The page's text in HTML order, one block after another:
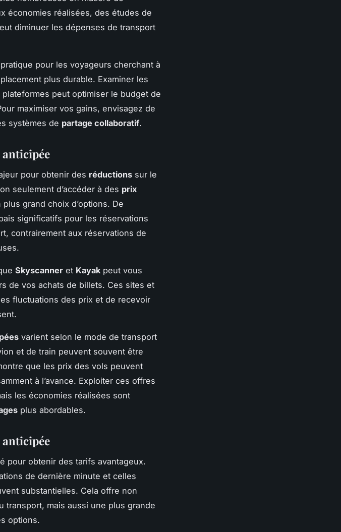
économies réalisées, des études de
diminuer les dépenses de transport
pour les voyageurs cherchant à
plus durable. Examiner les
peut optimiser le budget de
maximiser vos gains, envisagez de
systèmes de partage collaboratif.
anticipée
pour obtenir des réductions sur le
seulement d’accéder à des prix
grand choix d’options. De
significatifs pour les réservations
contrairement aux réservations de
Skyscanner et Kayak peut vous
de vos achats de billets. Ces sites et
fluctuations des prix et de recevoir
varient selon le mode de transport
et de train peuvent souvent être
que les prix des vols peuvent
à l’avance. Exploiter ces offres
les économies réalisées sont
plus abordables.
anticipée
pour obtenir des tarifs avantageux.
de dernière minute et celles
substantielles. Cela offre non
transport, mais aussi une plus grande
options.